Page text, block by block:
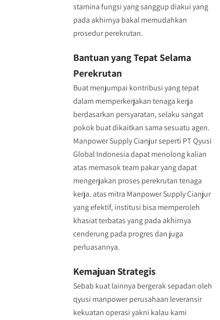
stamina fungsi yang sanggup diakui yang
pada akhirnya bakal memudahkan
prosedur perekrutan.
Bantuan yang Tepat Selama
Perekrutan
Buat menjumpai kontribusi yang tepat
dalam memperkerjakan tenaga kerja
berdasarkan persyaratan, selaku sangat
pokok buat dikaitkan sama sesuatu agen.
Manpower Supply Cianjur seperti PT Qyusi
Global Indonesia dapat menolong kalian
atas memasok team pakar yang dapat
mengerjakan proses perekrutan tenaga
kerja. atas mitra Manpower Supply Cianjur
yang efektif, institusi bisa memperoleh
khasiat terbatas yang pada akhirnya
cenderung pada progres dan juga
perluasannya.
Kemajuan Strategis
Sebab kuat lainnya bergerak sepadan oleh
qyusi manpower perusahaan leveransir
kekuatan operasi yakni kalau kami